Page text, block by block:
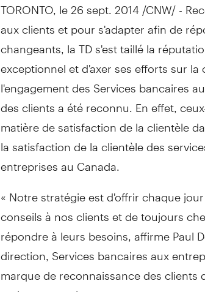
aux clients et pour s'adapter afin de
changeants, la TD s'est taillé la
exceptionnel et d'axer ses efforts sur
l'engagement des Services bancaires
des clients a été reconnu. En effet,
matière de satisfaction de la clientèle
la satisfaction de la clientèle des
entreprises au Canada
« Notre stratégie est d'offrir chaque
conseils à nos clients et de toujours
répondre à leurs besoins, affirmePaul
direction, Services bancaires aux
marque de reconnaissance des clients